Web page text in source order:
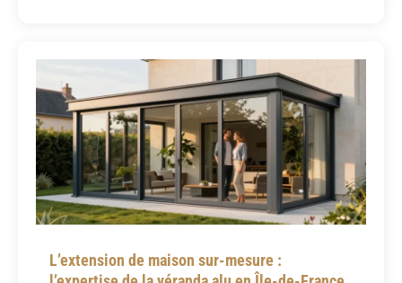
L’extension de maison sur-mesure :